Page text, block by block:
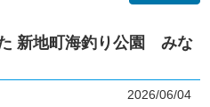
新地町海釣り公園 みな
2026/06/04